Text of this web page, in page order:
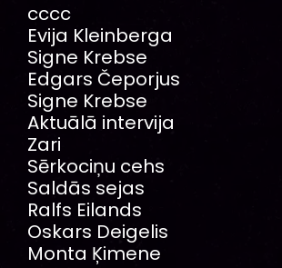
cccc
Evija Kleinberga
Signe Krebse
Edgars Čeporjus
Signe Krebse
Aktuālā intervija
Zari
Sērkociņu cehs
Saldās sejas
Ralfs Eilands
Oskars Deigelis
Monta Ķimene